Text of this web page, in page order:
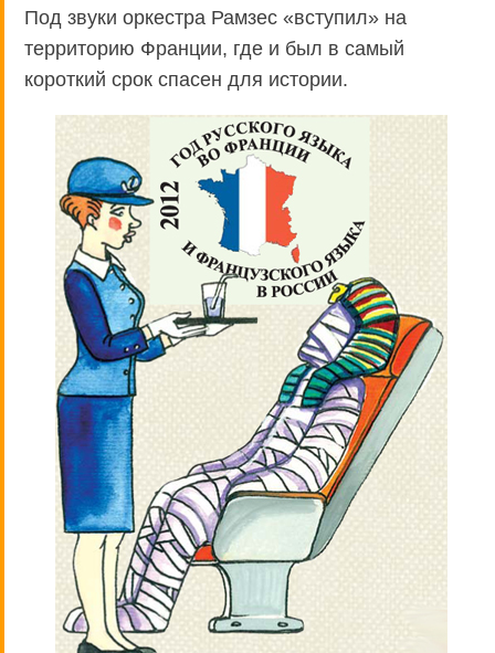
Под звуки оркестра Рамзес «вступил» на
территорию Франции, где и был в самый
короткий срок спасен для истории.